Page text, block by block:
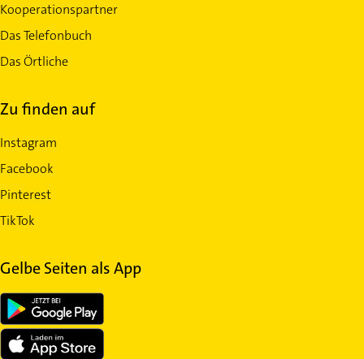
Kooperationspartner
Das Telefonbuch
Das Örtliche
Zu finden auf
Instagram
Facebook
Pinterest
TikTok
Gelbe Seiten als App